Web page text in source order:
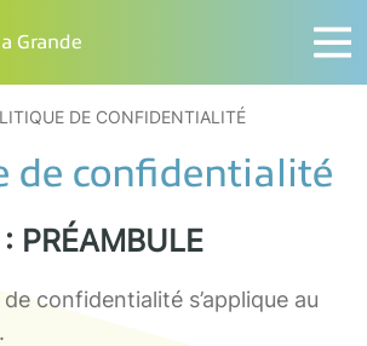
Grande
DE CONFIDENTIALITÉ
de confidentialité
PRÉAMBULE
confidentialité s’applique au